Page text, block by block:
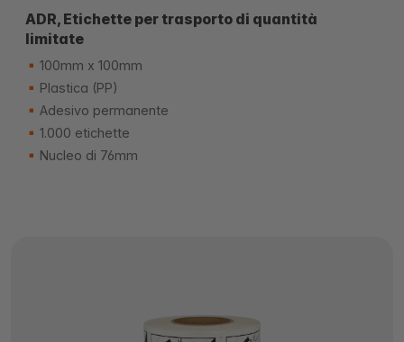
ADR, Etichette per trasporto di quantità
limitate
100mm x 100mm
Plastica (PP)
Adesivo permanente
1.000 etichette
Nucleo di 76mm